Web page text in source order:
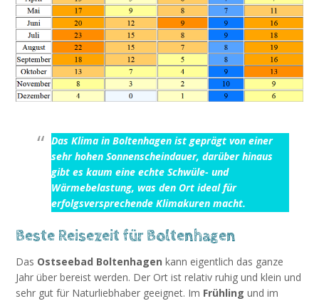
DasKlima in Boltenhagen ist geprägt von einer
sehr hohen Sonnenscheindauer, darüber hinaus
gibt es kaum eine echte Schwüle- und
Wärmebelastung, was den Ort ideal für
erfolgsversprechendeKlimakuren macht.
Beste Reisezeit für Boltenhagen
Das Ostseebad Boltenhagen kann eigentlich das ganze
Jahr über bereist werden. Der Ort ist relativ ruhig und klein und
sehr gut für Naturliebhaber geeignet. Im Frühling und im